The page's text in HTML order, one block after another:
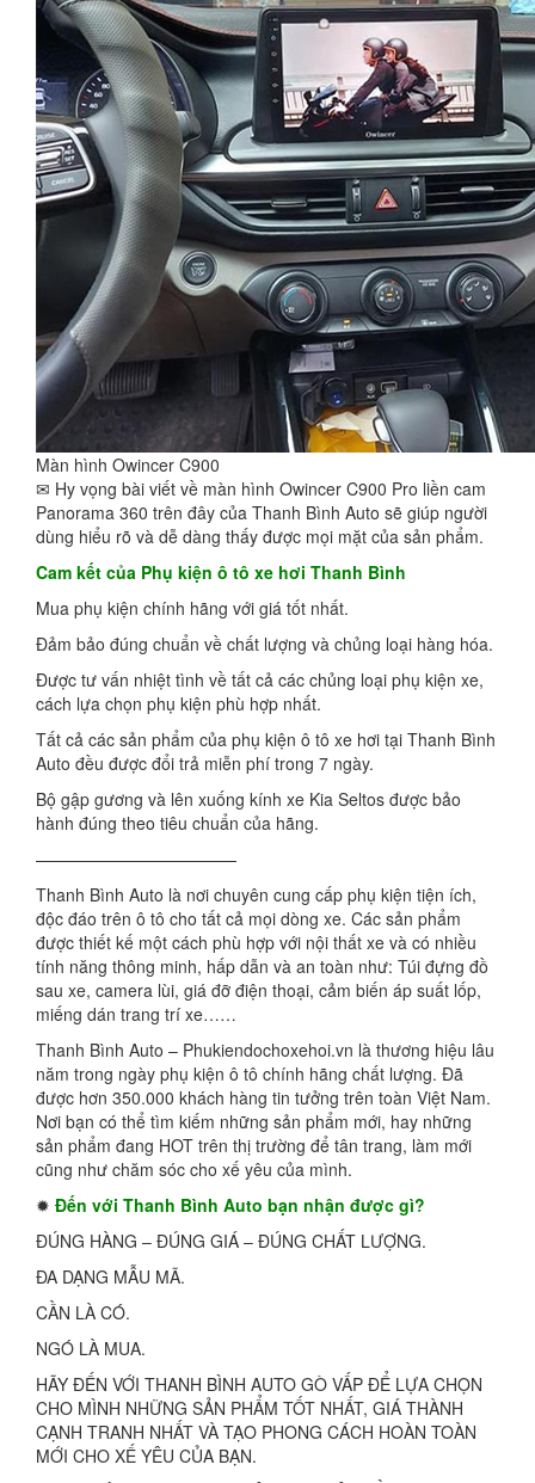
Màn hình Owincer C900
✉ Hy vọng bài viết về màn hình Owincer C900 Pro liền cam
Panorama 360 trên đây của Thanh Bình Auto sẽ giúp người
dùng hiểu rõ và dễ dàng thấy được mọi mặt của sản phẩm.
Cam kết của Phụ kiện ô tô xe hơi Thanh Bình
Mua phụ kiện chính hãng với giá tốt nhất.
Đảm bảo đúng chuẩn về chất lượng và chủng loại hàng hóa.
Được tư vấn nhiệt tình về tất cả các chủng loại phụ kiện xe,
cách lựa chọn phụ kiện phù hợp nhất.
Tất cả các sản phẩm của phụ kiện ô tô xe hơi tại Thanh Bình
Auto đều được đổi trả miễn phí trong 7 ngày.
Bộ gập gương và lên xuống kính xe Kia Seltos được bảo
hành đúng theo tiêu chuẩn của hãng.
————————————
Thanh Bình Auto là nơi chuyên cung cấp phụ kiện tiện ích,
độc đáo trên ô tô cho tất cả mọi dòng xe. Các sản phẩm
được thiết kế một cách phù hợp với nội thất xe và có nhiều
tính năng thông minh, hấp dẫn và an toàn như: Túi đựng đồ
sau xe, camera lùi, giá đỡ điện thoại, cảm biến áp suất lốp,
miếng dán trang trí xe……
Thanh Bình Auto – Phukiendochoxehoi.vn là thương hiệu lâu
năm trong ngày phụ kiện ô tô chính hãng chất lượng. Đã
được hơn 350.000 khách hàng tin tưởng trên toàn Việt Nam.
Nơi bạn có thể tìm kiếm những sản phẩm mới, hay những
sản phẩm đang HOT trên thị trường để tân trang, làm mới
cũng như chăm sóc cho xế yêu của mình.
✹ Đến với Thanh Bình Auto bạn nhận được gì?
ĐÚNG HÀNG – ĐÚNG GIÁ – ĐÚNG CHẤT LƯỢNG.
ĐA DẠNG MẪU MÃ.
CẦN LÀ CÓ.
NGÓ LÀ MUA.
HÃY ĐẾN VỚI THANH BÌNH AUTO GÒ VẤP ĐỂ LỰA CHỌN
CHO MÌNH NHỮNG SẢN PHẨM TỐT NHẤT, GIÁ THÀNH
CẠNH TRANH NHẤT VÀ TẠO PHONG CÁCH HOÀN TOÀN
MỚI CHO XẾ YÊU CỦA BẠN.